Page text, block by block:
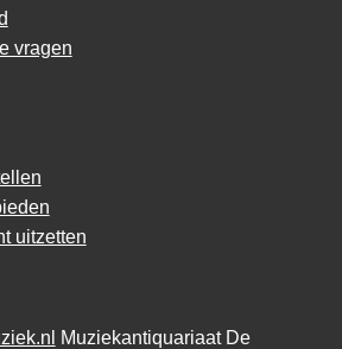
vragen
uitzetten
Muziekantiquariaat De